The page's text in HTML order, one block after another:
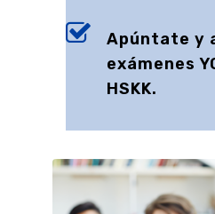
Apúntate y
exámenes
HSKK.